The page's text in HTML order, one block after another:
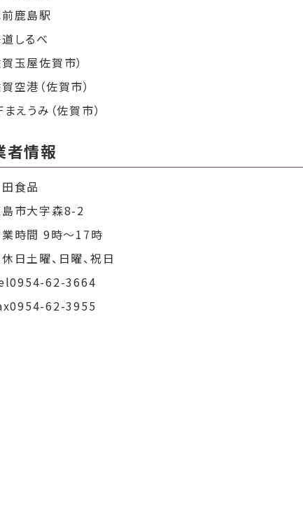
鹿島駅
しるべ
玉屋佐賀市）
空港（佐賀市）
えうみ（佐賀市）
者情報
食品
市大字森8-2
業時間 9時～17時
日土曜、日曜、祝日
62-3664
62-3955